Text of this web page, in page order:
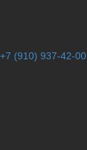
+7 (910) 937-42-00